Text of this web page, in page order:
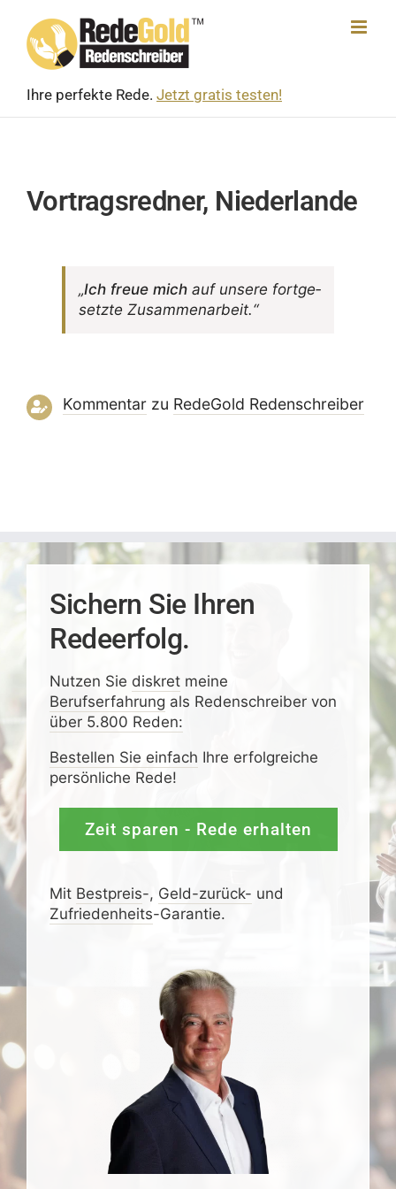
content
Ihre perfekte Rede. Jetzt gratis testen!
Vortragsredner, Niederlande
„Ich freue michauf unsere fort­ge­
setzte Zusammenarbeit.“
Kommentarzu RedeGold Reden­schreiber
Sichern Sie Ihren
Redeerfolg.
Nutzen Sie diskretmeine
Berufserfahrung als Redenschreiber von
über 5.800 Reden:
Bestellen Sie einfach Ihre erfolgreiche
persönliche Rede!
Zeit sparen - Rede erhalten
Mit Bestpreis-, Geld-zurück- und
Zufrieden­­heits-Garantie.